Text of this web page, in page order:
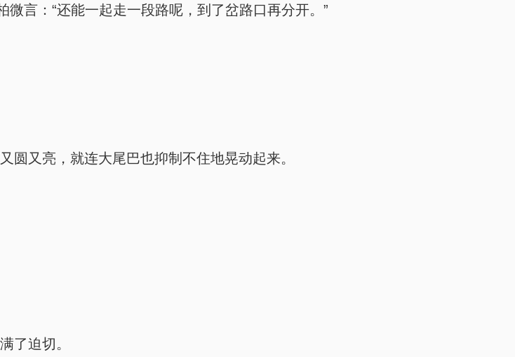
言：“还能一起走一段路呢，到了岔路口再分开。”
圆又亮，就连大尾巴也抑制不住地晃动起来。
了迫切。